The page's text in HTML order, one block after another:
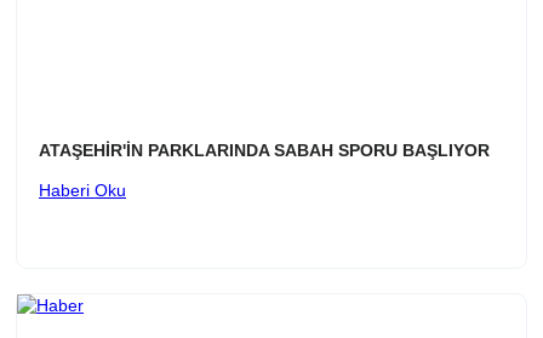
ATAŞEHİR'İN PARKLARINDA SABAH SPORU BAŞLIYOR
Haberi Oku